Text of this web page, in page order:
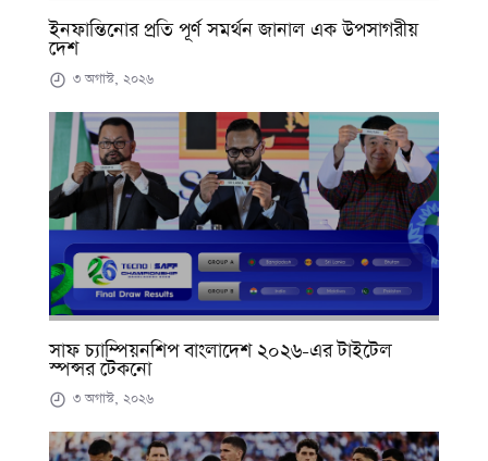
ইনফান্তিনোর প্রতি পূর্ণ সমর্থন জানাল এক উপসাগরীয়
দেশ
৩ অগাস্ট, ২০২৬
সাফ চ্যাম্পিয়নশিপ বাংলাদেশ ২০২৬-এর টাইটেল
স্পন্সর টেকনো
৩ অগাস্ট, ২০২৬